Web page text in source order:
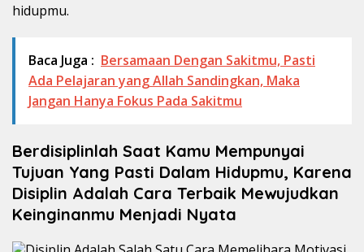
hidupmu.
Baca Juga : Bersamaan Dengan Sakitmu, Pasti
Ada Pelajaran yang Allah Sandingkan, Maka
Jangan Hanya Fokus Pada Sakitmu
Berdisiplinlah Saat Kamu Mempunyai
Tujuan Yang Pasti Dalam Hidupmu, Karena
Disiplin Adalah Cara Terbaik Mewujudkan
Keinginanmu Menjadi Nyata